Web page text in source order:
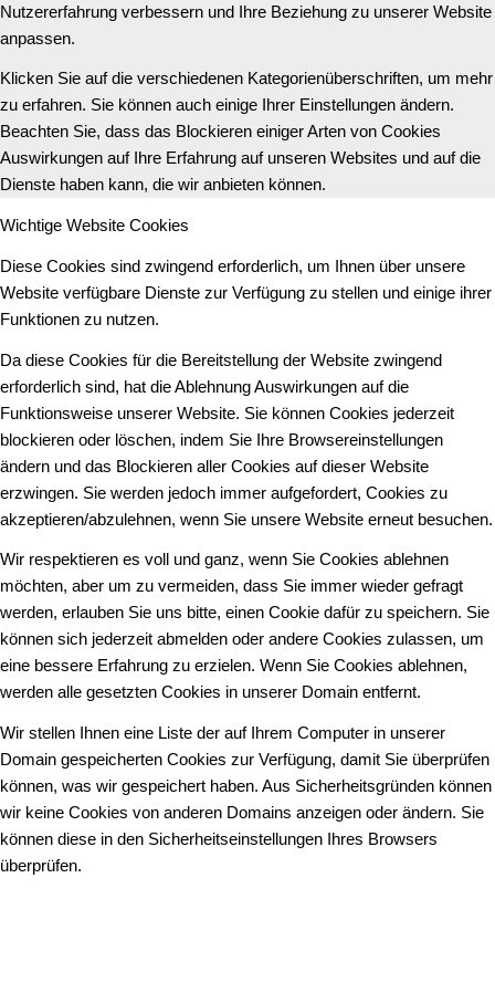
Nutzererfahrung verbessern und Ihre Beziehung zu unserer Website
anpassen.
Klicken Sie auf die verschiedenen Kategorienüberschriften, um mehr
zu erfahren. Sie können auch einige Ihrer Einstellungen ändern.
Beachten Sie, dass das Blockieren einiger Arten von Cookies
Auswirkungen auf Ihre Erfahrung auf unseren Websites und auf die
Dienste haben kann, die wir anbieten können.
Wichtige Website Cookies
Diese Cookies sind zwingend erforderlich, um Ihnen über unsere
Website verfügbare Dienste zur Verfügung zu stellen und einige ihrer
Funktionen zu nutzen.
Da diese Cookies für die Bereitstellung der Website zwingend
erforderlich sind, hat die Ablehnung Auswirkungen auf die
Funktionsweise unserer Website. Sie können Cookies jederzeit
blockieren oder löschen, indem Sie Ihre Browsereinstellungen
ändern und das Blockieren aller Cookies auf dieser Website
erzwingen. Sie werden jedoch immer aufgefordert, Cookies zu
akzeptieren/abzulehnen, wenn Sie unsere Website erneut besuchen.
Wir respektieren es voll und ganz, wenn Sie Cookies ablehnen
möchten, aber um zu vermeiden, dass Sie immer wieder gefragt
werden, erlauben Sie uns bitte, einen Cookie dafür zu speichern. Sie
können sich jederzeit abmelden oder andere Cookies zulassen, um
eine bessere Erfahrung zu erzielen. Wenn Sie Cookies ablehnen,
werden alle gesetzten Cookies in unserer Domain entfernt.
Wir stellen Ihnen eine Liste der auf Ihrem Computer in unserer
Domain gespeicherten Cookies zur Verfügung, damit Sie überprüfen
können, was wir gespeichert haben. Aus Sicherheitsgründen können
wir keine Cookies von anderen Domains anzeigen oder ändern. Sie
können diese in den Sicherheitseinstellungen Ihres Browsers
überprüfen.